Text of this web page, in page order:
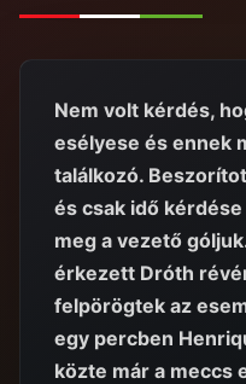
Nem volt kérdés,
esélyese és ennek
találkozó.
és csak idő
meg a vezető
érkezett Dróth
felpörögtek az
egy percben
közte már a meccs